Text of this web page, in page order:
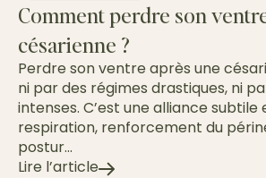
Comment perdre son
césarienne ?
Perdre son ventre après une
ni par des régimes drastiques, ni
intenses. C’est une alliance subtile
respiration, renforcement du
postur...
Lire l’article